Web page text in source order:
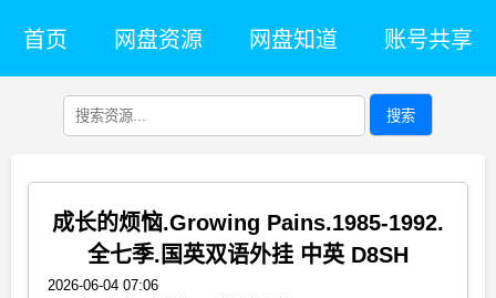
首页 网盘资源 网盘知道 账号共享
搜索
成长的烦恼.Growing Pains.1985-1992.
全七季.国英双语外挂 中英 D8SH
2026-06-04 07:06